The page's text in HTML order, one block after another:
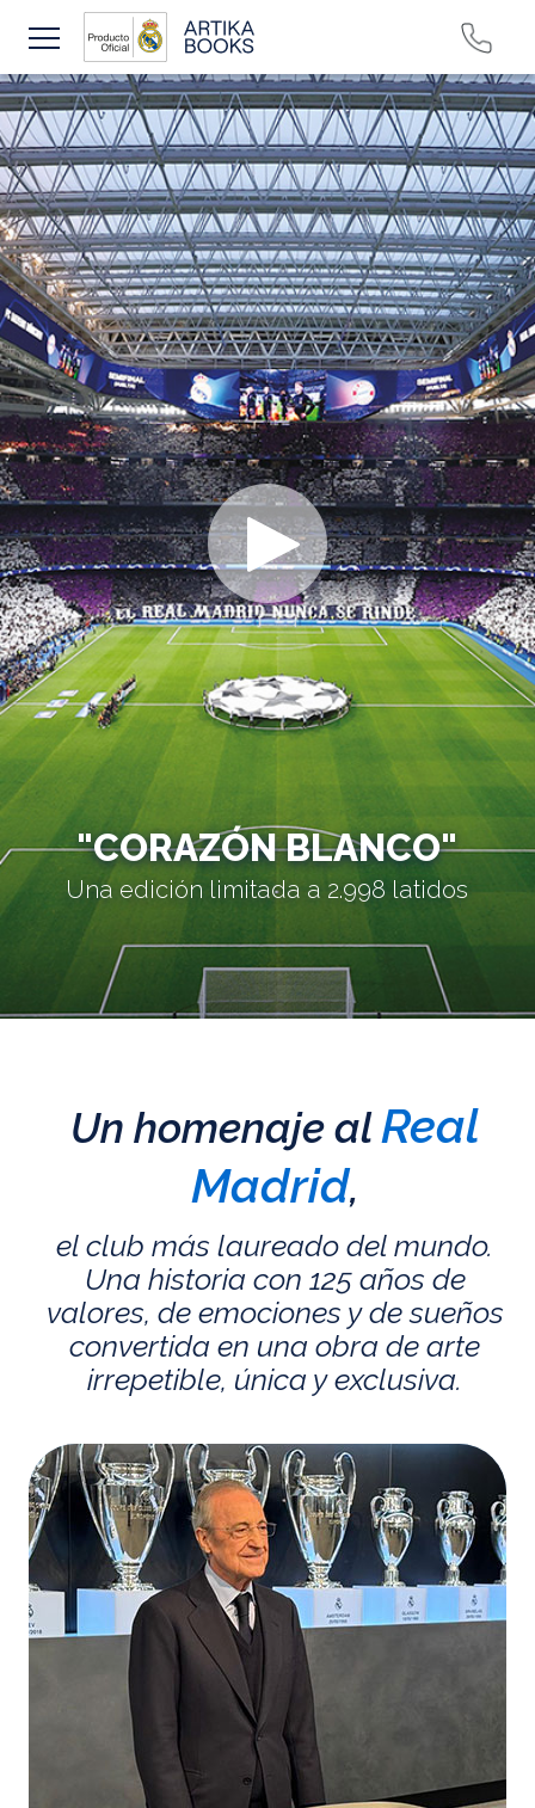
"CORAZÓN BLANCO"
Una edición limitada a 2.998 latidos
Un homenaje alReal
Madrid,
el club más laureado del mundo.
Una historia con 125 años de
valores, de emociones y de sueños
convertida en una obra de arte
irrepetible, única y exclusiva.